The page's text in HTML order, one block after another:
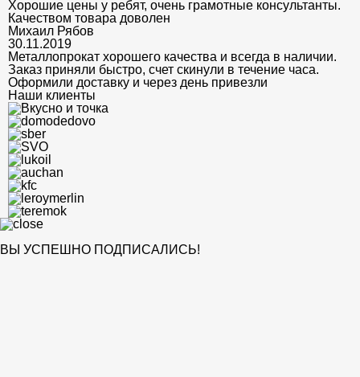
Хорошие цены у ребят, очень грамотные консультанты.
Качеством товара доволен
Михаил Рябов
30.11.2019
Металлопрокат хорошего качества и всегда в наличии.
Заказ приняли быстро, счет скинули в течение часа.
Оформили доставку и через день привезли
Наши клиенты
ВЫ УСПЕШНО ПОДПИСАЛИСЬ!